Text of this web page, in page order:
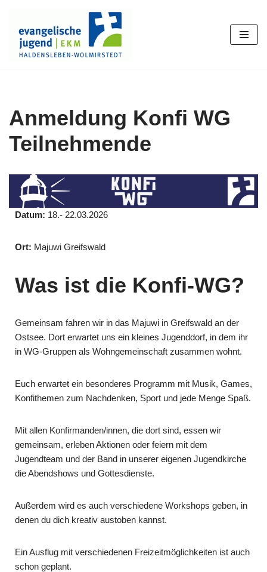
Zum
Inhalt
springen
Anmeldung Konfi WG
Teilnehmende
Datum: 18.- 22.03.2026
Ort: Majuwi Greifswald
Was ist die Konfi-WG?
Gemeinsam fahren wir in das Majuwi in Greifswald an der
Ostsee. Dort erwartet uns ein kleines Jugenddorf, in dem ihr
in WG-Gruppen als Wohngemeinschaft zusammen wohnt.
Euch erwartet ein besonderes Programm mit Musik, Games,
Konfithemen zum Nachdenken, Sport und jede Menge Spaß.
Mit allen Konfirmanden/innen, die dort sind, essen wir
gemeinsam, erleben Aktionen oder feiern mit dem
Jugendteam und der Band in unserer eigenen Jugendkirche
die Abendshows und Gottesdienste.
Außerdem wird es auch verschiedene Workshops geben, in
denen du dich kreativ austoben kannst.
Ein Ausflug mit verschiedenen Freizeitmöglichkeiten ist auch
schon geplant.